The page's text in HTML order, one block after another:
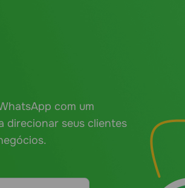
com um
direcionar seus clientes